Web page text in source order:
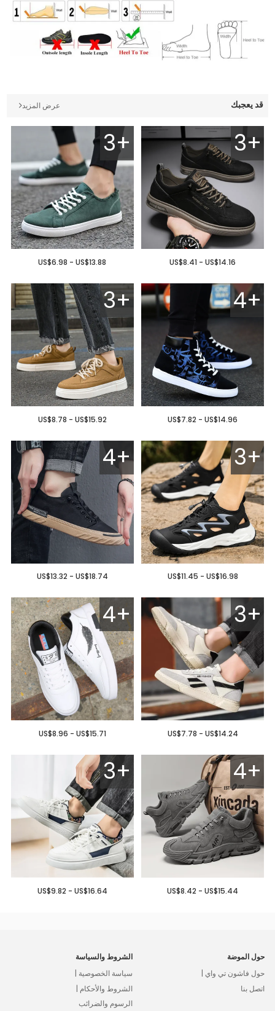
قد يعجبك عرض المزيد
3+
US$8.41 - US$14.16
3+
US$6.98 - US$13.88
4+
US$7.82 - US$14.96
3+
US$8.78 - US$15.92
3+
US$11.45 - US$16.98
4+
US$13.32 - US$18.74
3+
US$7.78 - US$14.24
4+
US$8.96 - US$15.71
4+
US$8.42 - US$15.44
3+
US$9.82 - US$16.64
حول الموضة
حول فاشون تي واي |
اتصل بنا
الشروط والسياسة
سياسة الخصوصية |
الشروط والأحكام |
الرسوم والضرائب